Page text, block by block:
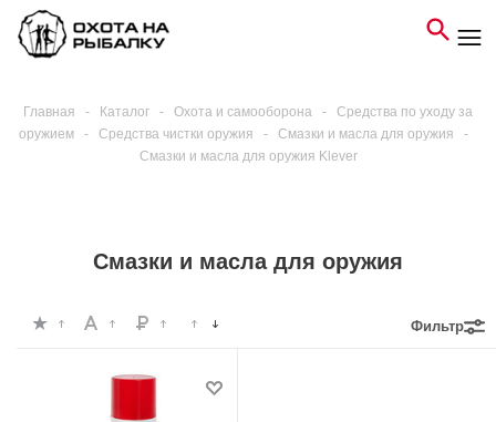
Главная - Каталог - Охота и самооборона -
Средства по уходу за
оружием
- Средства чистки оружия - Смазки и масла для оружия
-
Смазки и масла для оружия Klever
Смазки и масла для оружия
Фильтр